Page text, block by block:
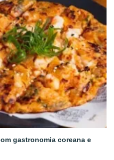
gastronomia coreana e